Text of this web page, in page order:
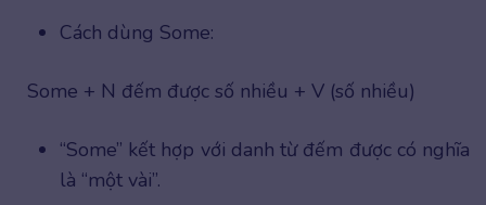
Cách dùng Some:
Some + N đếm được số nhiều + V (số nhiều)
“Some” kết hợp với danh từ đếm được có nghĩa
là “một vài”.